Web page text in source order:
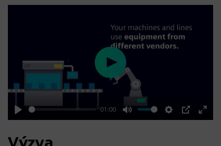
Play
01:00
Mute Settings
PIP
Enter
Play
Výzva